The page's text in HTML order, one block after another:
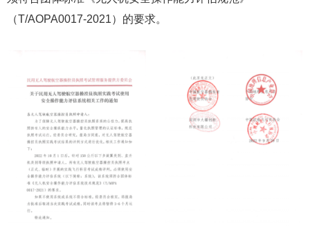
（T/AOPA0017-2021）的要求。